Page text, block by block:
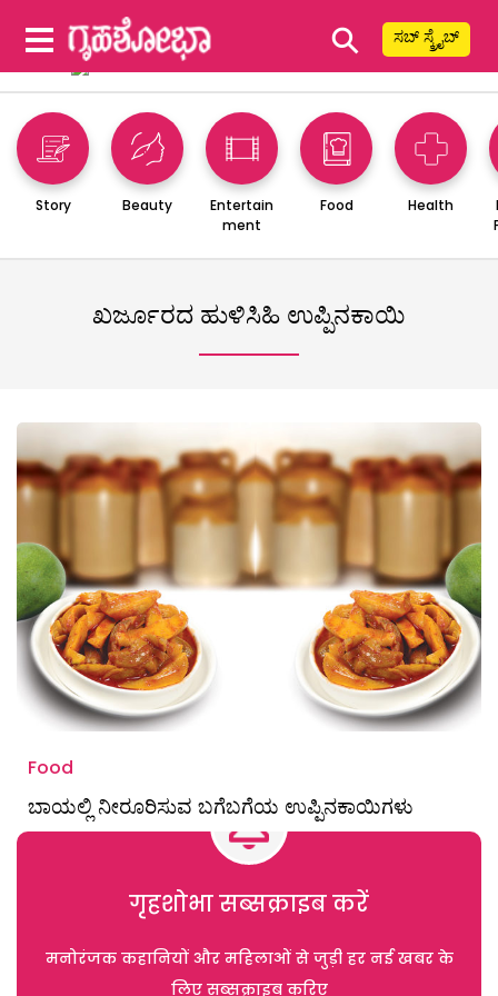
⚲ ಸಬ್ ಸ್ಕ್ರೈಬ್
Story Beauty
Entertain
ment
Food Health
ಖರ್ಜೂರದ ಹುಳಿಸಿಹಿ ಉಪ್ಪಿನಕಾಯಿ
Food
ಬಾಯಲ್ಲಿ ನೀರೂರಿಸುವ ಬಗೆಬಗೆಯ ಉಪ್ಪಿನಕಾಯಿಗಳು
गृहशोभा सब्सक्राइब करें
मनोरंजक कहानियों और महिलाओं से जुड़ी हर नई खबर के
लिए सब्सक्राइब करिए